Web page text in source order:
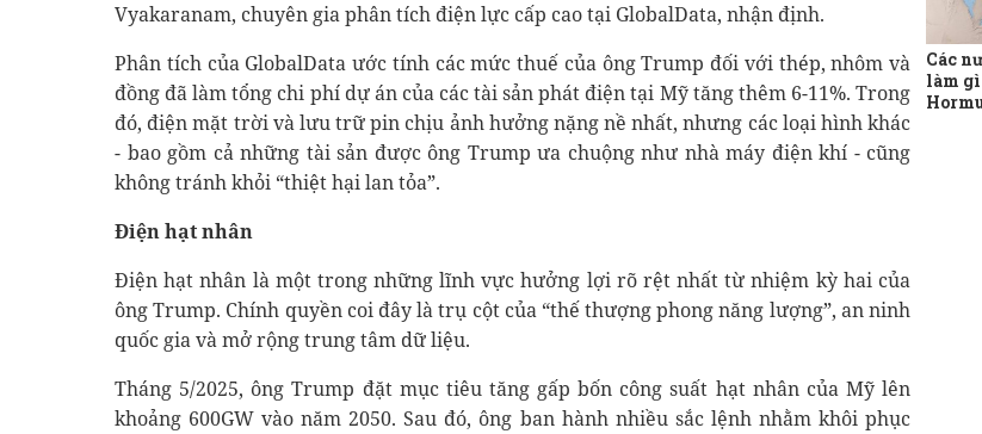
Vyakaranam, chuyên gia phân tích điện lực cấp cao tại GlobalData, nhận định.
Phân tích của GlobalData ước tính các mức thuế của ông Trump đối với thép, nhôm và
đồng đã làm tổng chi phí dự án của các tài sản phát điện tại Mỹ tăng thêm 6-11%. Trong
đó, điện mặt trời và lưu trữ pin chịu ảnh hưởng nặng nề nhất, nhưng các loại hình khác
- bao gồm cả những tài sản được ông Trump ưa chuộng như nhà máy điện khí - cũng
không tránh khỏi “thiệt hại lan tỏa”.
Điện hạt nhân
Điện hạt nhân là một trong những lĩnh vực hưởng lợi rõ rệt nhất từ nhiệm kỳ hai của
ông Trump. Chính quyền coi đây là trụ cột của “thế thượng phong năng lượng”, an ninh
quốc gia và mở rộng trung tâm dữ liệu.
Tháng 5/2025, ông Trump đặt mục tiêu tăng gấp bốn công suất hạt nhân của Mỹ lên
khoảng 600GW vào năm 2050. Sau đó, ông ban hành nhiều sắc lệnh nhằm khôi phục
Các
làm gì